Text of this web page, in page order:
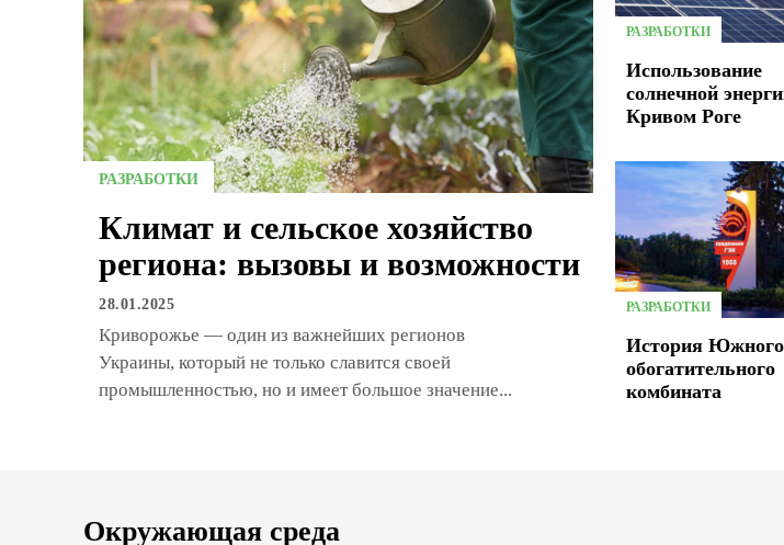
РАЗРАБОТКИ
Климат и сельское хозяйство
региона: вызовы и возможности
28.01.2025
Криворожье — один из важнейших регионов
Украины, который не только славится своей
промышленностью, но и имеет большое значение...
РАЗРАБОТКИ
Использование
солнечной
Кривом Роге
РАЗРАБОТКИ
История Южного
обогатительного
комбината
Окружающая среда